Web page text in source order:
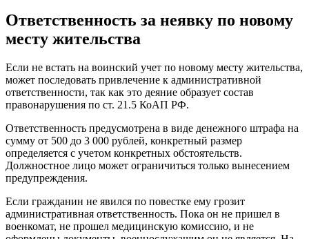
Ответственность за неявку по новому
месту жительства
Если не встать на воинский учет по новому месту жительства,
может последовать привлечение к административной
ответственности, так как это деяние образует состав
правонарушения по ст. 21.5 КоАП РФ.
Ответственность предусмотрена в виде денежного штрафа на
сумму от 500 до 3 000 рублей, конкретный размер
определяется с учетом конкретных обстоятельств.
Должностное лицо может ограничиться только вынесением
предупреждения.
Если гражданин не явился по повестке ему грозит
административная ответственность. Пока он не пришел в
военкомат, не прошел медицинскую комиссию, и не